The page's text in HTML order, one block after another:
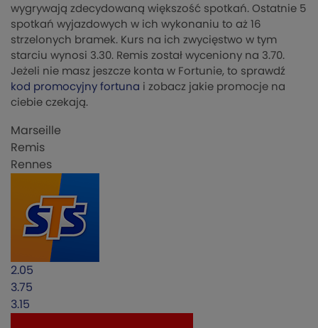
wygrywają zdecydowaną większość spotkań. Ostatnie 5
spotkań wyjazdowych w ich wykonaniu to aż 16
strzelonych bramek. Kurs na ich zwycięstwo w tym
starciu wynosi 3.30. Remis został wyceniony na 3.70.
Jeżeli nie masz jeszcze konta w Fortunie, to sprawdź
kod promocyjny fortuna i zobacz jakie promocje na
ciebie czekają.
Marseille
Remis
Rennes
2.05
3.75
3.15